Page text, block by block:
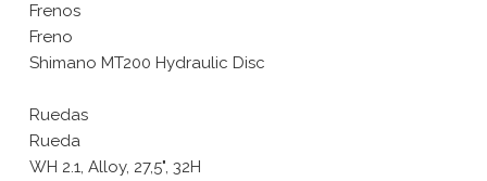
Frenos
Freno
Shimano MT200 Hydraulic Disc
Ruedas
Rueda
WH 2.1, Alloy, 27,5", 32H